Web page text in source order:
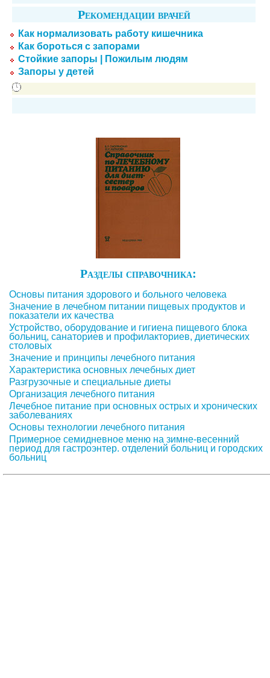
Рекомендации врачей
Как нормализовать работу кишечника
Как бороться с запорами
Стойкие запоры | Пожилым людям
Запоры у детей
Разделы справочника:
Основы питания здорового и больного человека
Значение в лечебном питании пищевых продуктов и
показатели их качества
Устройство, оборудование и гигиена пищевого блока
больниц, санаториев и профилакториев, диетических
столовых
Значение и принципы лечебного питания
Характеристика основных лечебных диет
Разгрузочные и специальные диеты
Организация лечебного питания
Лечебное питание при основных острых и хронических
заболеваниях
Основы технологии лечебного питания
Примерное семидневное меню на зимне-весенний
период для гастроэнтер. отделений больниц и городских
больниц